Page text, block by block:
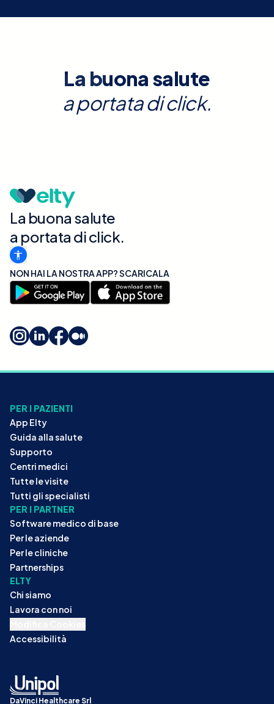
La buona salute
a portata di click.
La buona salute
a portata di click.
NON HAI LA NOSTRA APP? SCARICALA
PER I PAZIENTI
App Elty
Guida alla salute
Supporto
Centri medici
Tutte le visite
Tutti gli specialisti
PER I PARTNER
Software medico di base
Per le aziende
Per le cliniche
Partnerships
ELTY
Chi siamo
Lavora con noi
Accessibilità
DaVinci Healthcare Srl